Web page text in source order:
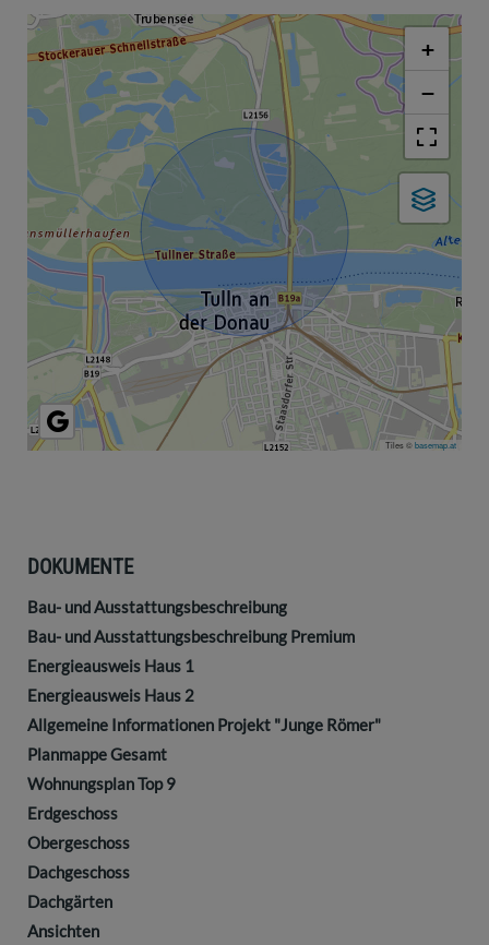
+
−
Tiles ©basemap.at
DOKUMENTE
Bau- und Ausstattungsbeschreibung
Bau- und Ausstattungsbeschreibung Premium
Energieausweis Haus 1
Energieausweis Haus 2
Allgemeine Informationen Projekt "Junge Römer"
Planmappe Gesamt
Wohnungsplan Top 9
Erdgeschoss
Obergeschoss
Dachgeschoss
Dachgärten
Ansichten